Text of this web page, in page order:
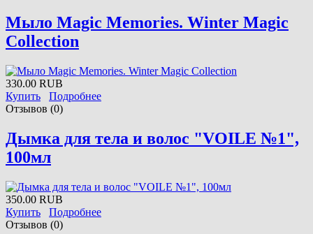
Мыло Magic Memories. Winter Magic
Collection
330.00 RUB
Купить
Подробнее
Отзывов (0)
Дымка для тела и волос "VOILE №1",
100мл
350.00 RUB
Купить
Подробнее
Отзывов (0)